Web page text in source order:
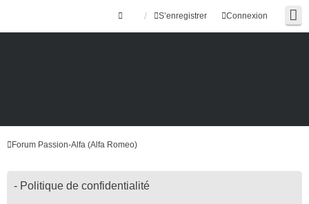
Connexion
S’enregistrer
Forum Passion-Alfa (Alfa Romeo)
- Politique de confidentialité